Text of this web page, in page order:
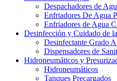
Despachadores de
Enfriadores De Agua
Enfriadores de Agua
Desinfección y Cuidado de
Desinfectante Grado
Dispensadores de
Hidroneumáticos y
Hidroneumáticos
Tanques Precargados